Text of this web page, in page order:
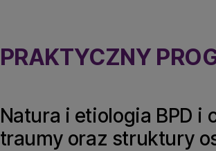
PRAKTYCZNY
Natura i etiologia BPD
traumy oraz struktury